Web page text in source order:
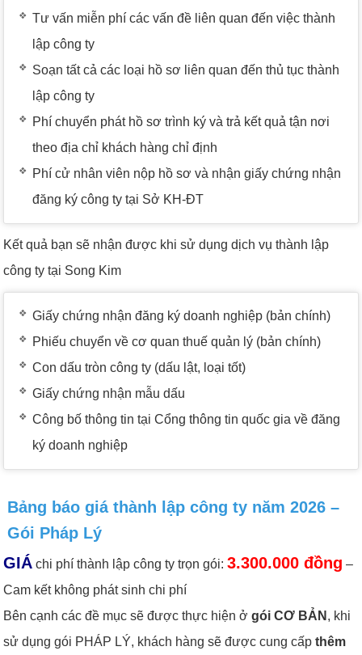
Tư vấn miễn phí các vấn đề liên quan đến việc thành
lập công ty
Soạn tất cả các loại hồ sơ liên quan đến thủ tục thành
lập công ty
Phí chuyển phát hồ sơ trình ký và trả kết quả tận nơi
theo địa chỉ khách hàng chỉ định
Phí cử nhân viên nộp hồ sơ và nhận giấy chứng nhận
đăng ký công ty tại Sở KH-ĐT
Kết quả bạn sẽ nhận được khi sử dụng dịch vụ thành lập
công ty tại Song Kim
Giấy chứng nhận đăng ký doanh nghiệp (bản chính)
Phiếu chuyển về cơ quan thuế quản lý (bản chính)
Con dấu tròn công ty (dấu lật, loại tốt)
Giấy chứng nhận mẫu dấu
Công bố thông tin tại Cổng thông tin quốc gia về đăng
ký doanh nghiệp
Bảng báo giá thành lập công ty năm 2026 –
Gói Pháp Lý
GIÁ chi phí thành lập công ty trọn gói:3.300.000 đồng –
Cam kết không phát sinh chi phí
Bên cạnh các đề mục sẽ được thực hiện ởgói CƠ BẢN , khi
sử dụng gói PHÁP LÝ, khách hàng sẽ được cung cấpthêm